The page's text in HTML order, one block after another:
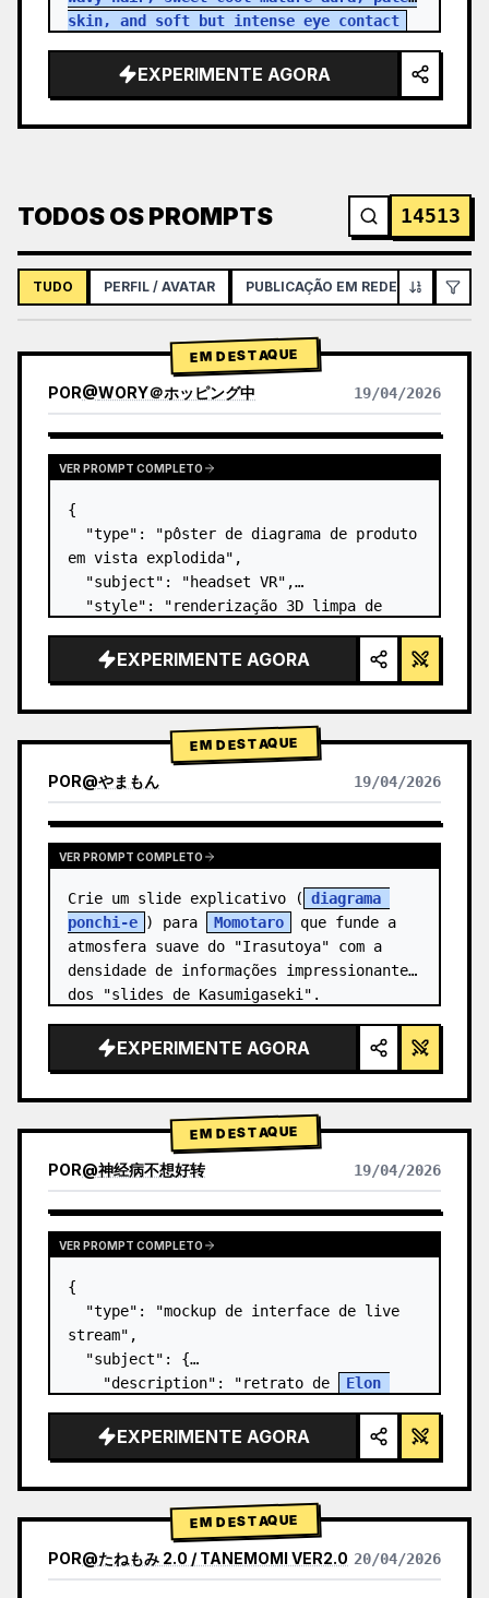
skin, and soft but intense eye contact
EXPERIMENTE AGORA
TODOS OS PROMPTS 14513
TUDO PERFIL / AVATAR PUBLICAÇÃO EM REDES SOCIAIS
EM DESTAQUE
POR@WORY＠ホッピング中 19/04/2026
VER PROMPT COMPLETO
{
  "type": "pôster de diagrama de produto
em vista explodida",
  "subject": "headset VR",
  "style": "renderização 3D limpa de
detalhes brilhantes",
  "background": "{argument
default=\"gradien…
EXPERIMENTE AGORA
EM DESTAQUE
POR@やまもん 19/04/2026
VER RESULTADOS DE OUTROS MODELOS
VER PROMPT COMPLETO
Crie um slide explicativo ( diagrama
ponchi-e ) para Momotaro
que funde a
atmosfera suave do "Irasutoya" com a
densidade de informações impressionante
dos "slides de Kasumigaseki".
EXPERIMENTE AGORA
EM DESTAQUE
POR@神经病不想好转 19/04/2026
VER PROMPT COMPLETO
{
  "type": "mockup de interface de live
stream",
  "subject": {
    "description": "retrato de
Elon
preta com um gráfico técnico esquemático
em branco",
EXPERIMENTE AGORA
EM DESTAQUE
POR@たねもみ 2.0 / TANEMOMI VER2.0 20/04/2026